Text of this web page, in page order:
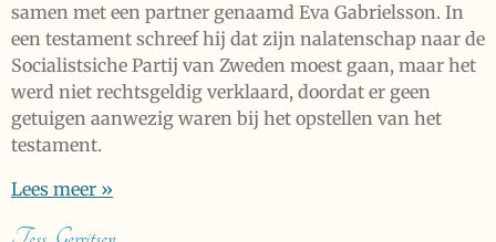
samen met een partner genaamd Eva Gabrielsson. In
een testament schreef hij dat zijn nalatenschap naar de
Socialistsiche Partij van Zweden moest gaan, maar het
werd niet rechtsgeldig verklaard, doordat er geen
getuigen aanwezig waren bij het opstellen van het
testament.
Lees meer »